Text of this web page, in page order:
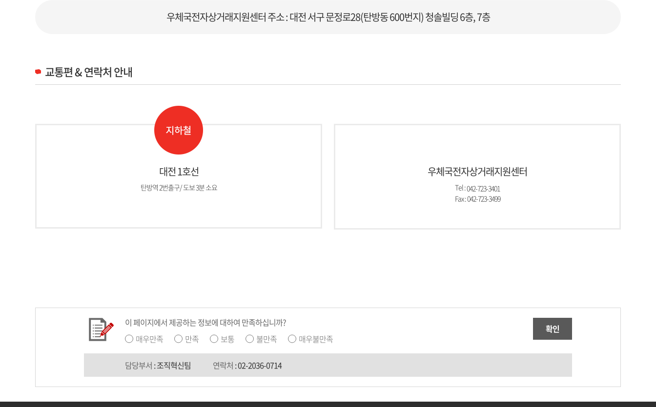
우체국전자상거래지원센터주소 : 대전 서구 문정로28(탄방동 600번지) 청솔빌딩 6층, 7층
교통편 & 연락처 안내
대전 1호선
탄방역 2번출구/ 도보 3분 소요
우체국전자상거래지원센터
Tel :042-723-3401
Fax : 042-723-3499
이 페이지에서 제공하는 정보에 대하여 만족하십니까?
매우만족
만족 보통 불만족 매우불만족
확인
담당부서 : 조직혁신팀 연락처 :02-2036-0714